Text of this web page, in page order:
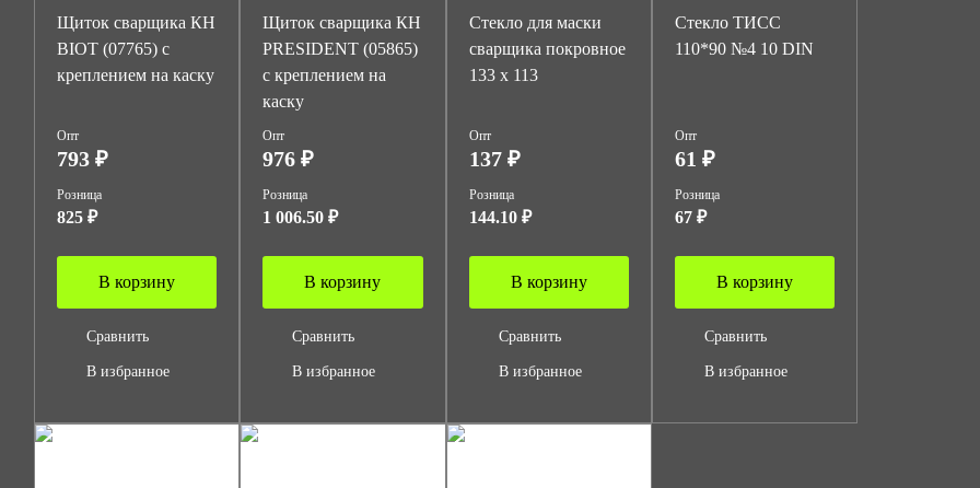
Щиток сварщика КН
BIOT (07765) с
креплением на каску
Опт
793 ₽
Розница
825 ₽
В корзину
Сравнить
В избранное
Щиток сварщика КН
PRESIDENT (05865)
с креплением на
каску
Опт
976 ₽
Розница
1 006.50 ₽
В корзину
Сравнить
В избранное
Стекло для маски
сварщика покровное
133 х 113
Опт
137 ₽
Розница
144.10 ₽
В корзину
Сравнить
В избранное
Стекло ТИСС
110*90 №4 10 DIN
Опт
61 ₽
Розница
67 ₽
В корзину
Сравнить
В избранное